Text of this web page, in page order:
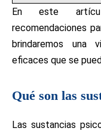
En este
recomendaciones
brindaremos una
eficaces que se
Qué son las
Las sustancias